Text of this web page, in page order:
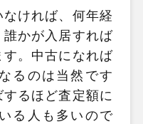
ければ、何年経
かが入居すれば
。中古になれば
るのは当然です
るほど査定額に
る人も多いので